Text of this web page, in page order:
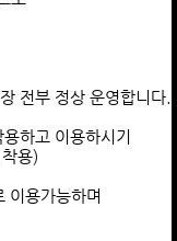
전부 정상 운영합니다.
하고 이용하시기
용)
이용가능하며